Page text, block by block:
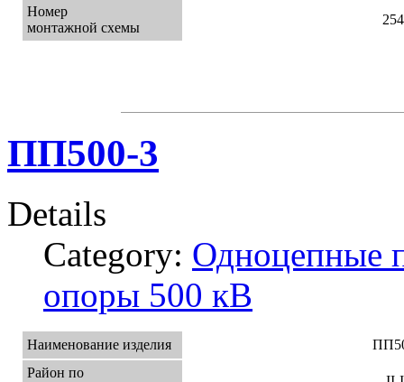
Номер
монтажной схемы
ПП500-3
Details
Category: Одноцепные
опоры 500 кВ
Наименование изделия
Район по